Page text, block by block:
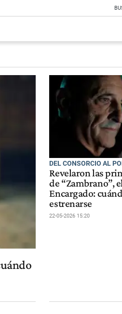
DEL CONSORCIO AL
Revelaron las
de “Zambrano”,
Encargado:
estrenarse
22-05-2026 15:20